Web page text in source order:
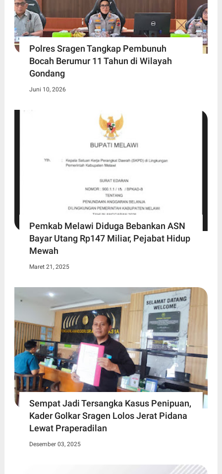
Polres Sragen Tangkap Pembunuh
Bocah Berumur 11 Tahun di Wilayah
Gondang
Juni 10, 2026
Pemkab Melawi Diduga Bebankan ASN
Bayar Utang Rp147 Miliar, Pejabat Hidup
Mewah
Maret 21, 2025
Sempat Jadi Tersangka Kasus Penipuan,
Kader Golkar Sragen Lolos Jerat Pidana
Lewat Praperadilan
Desember 03, 2025